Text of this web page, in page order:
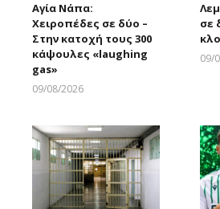
Αγία Νάπα:
Χειροπέδες σε δύο –
Στην κατοχή τους 300
κάψουλες «laughing
gas»
09/08/2026
σε
09/